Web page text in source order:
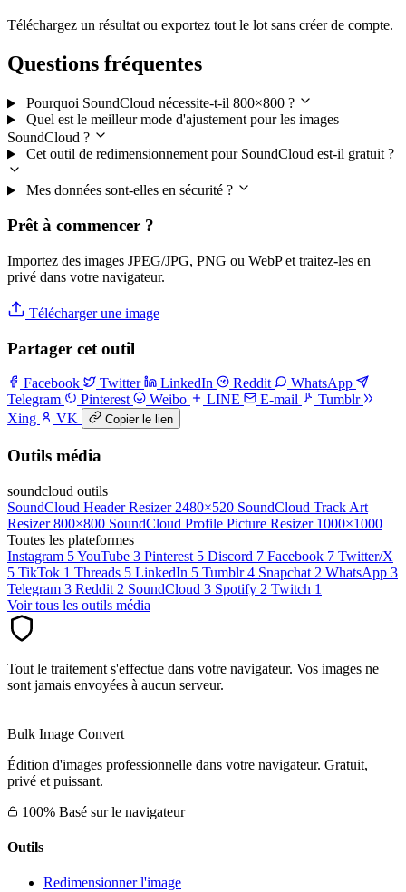
Téléchargez un résultat ou exportez tout le lot sans créer de compte.
Questions fréquentes
Pourquoi SoundCloud nécessite-t-il 800×800 ?
Quel est le meilleur mode d'ajustement pour les images
SoundCloud ?
Cet outil de redimensionnement pour SoundCloud est-il gratuit ?
Mes données sont-elles en sécurité ?
Prêt à commencer ?
Importez des images JPEG/JPG, PNG ou WebP et traitez-les en
privé dans votre navigateur.
Télécharger une image
Partager cet outil
Facebook Twitter LinkedIn Reddit
WhatsApp
Telegram
Pinterest Weibo LINE E-mail
Tumblr
Xing
VK Copier le lien
Outils média
soundcloud outils
SoundCloud Header Resizer 2480×520 SoundCloud Track Art
Resizer 800×800 SoundCloud Profile Picture Resizer 1000×1000
Toutes les plateformes
Instagram 5YouTube 3 Pinterest 5 Discord 7 Facebook 7 Twitter/X
5 TikTok 1 Threads 5 LinkedIn 5 Tumblr 4 Snapchat 2 WhatsApp 3
Telegram 3 Reddit 2 SoundCloud 3 Spotify 2 Twitch 1
Voir tous les outils média
Tout le traitement s'effectue dans votre navigateur. Vos images ne
sont jamais envoyées à aucun serveur.
Bulk Image Convert
Édition d'images professionnelle dans votre navigateur. Gratuit,
privé et puissant.
100% Basé sur le navigateur
Outils
Redimensionner l'image